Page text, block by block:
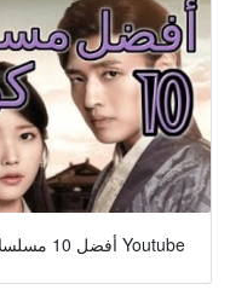
أفضل 10 مسلسلات فانتازيا كورية التفاصيل في الوصف Youtube